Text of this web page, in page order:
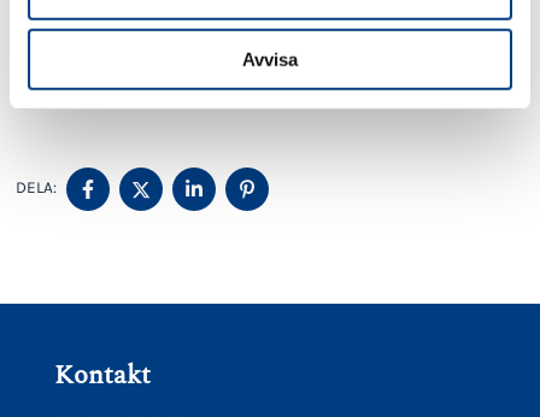
Avvisa
Relaterat material
SVT: Taxibilar kan användas som ambulanser om det
blir krig
DELA:
DELA
PÅ
DELA
PÅ
DELA
PÅ
DELA
PÅ
Kontakt